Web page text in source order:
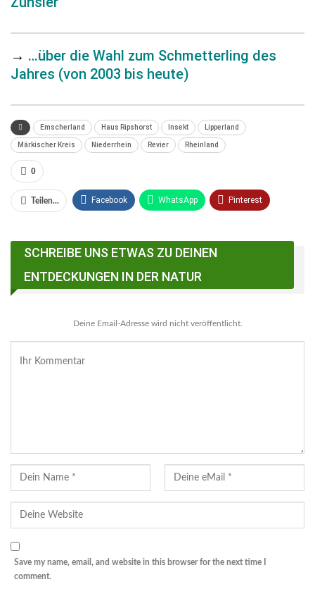
→ …über die Wahl zum Schmetterling des
Jahres (von 2003 bis heute)
Emscherland Haus Ripshorst Insekt Lipperland
Märkischer Kreis Niederrhein Revier Rheinland
0
Teilen... Facebook WhatsApp Pinterest
Facebook Messenger
SCHREIBE UNS ETWAS ZU DEINEN
ENTDECKUNGEN IN DER NATUR
Deine Email-Adresse wird nicht veröffentlicht.
Save my name, email, and website in this browser for the next time I
comment.